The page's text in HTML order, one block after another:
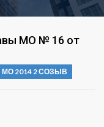
МО № 16 от
2014 2 СОЗЫВ